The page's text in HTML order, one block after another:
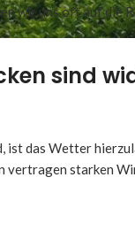
wir uns oft auf
sind
das Wetter
vertragen starken